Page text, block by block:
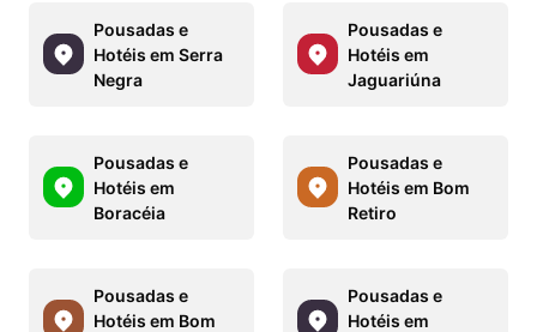
Pousadas e
Hotéis em Serra
Negra
Pousadas e
Hotéis em
Jaguariúna
Pousadas e
Hotéis em
Boracéia
Pousadas e
Hotéis em Bom
Retiro
Pousadas e
Hotéis em Bom
Pousadas e
Hotéis em